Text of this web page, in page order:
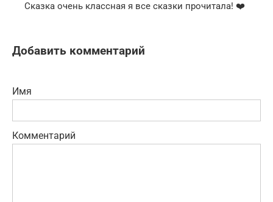
Сказка очень классная я все сказки прочитала! ❤️
Добавить комментарий
Имя
Комментарий